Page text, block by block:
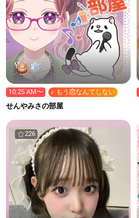
10:25 AM〜 ♪ もう恋なんてしない
せんやみさの部屋
226